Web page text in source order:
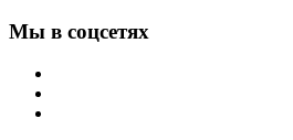
Мы в соцсетях